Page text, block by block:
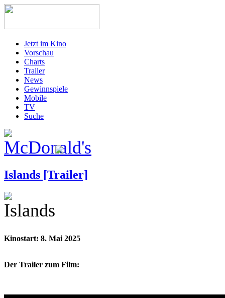
Jetzt im Kino
Vorschau
Charts
Trailer
News
Gewinnspiele
Mobile
TV
Suche
Islands [Trailer]
Kinostart: 8. Mai 2025
Der Trailer zum Film: